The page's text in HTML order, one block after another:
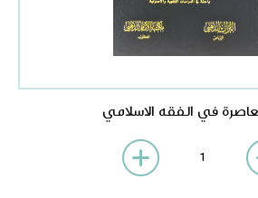
في الفقه الاسلامي